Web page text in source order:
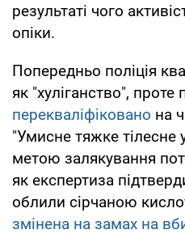
результаті чого
опіки.
Попередньо поліція
як "хуліганство", проте
перекваліфіковано на
"Умисне тяжке
метою залякування
як експертиза
облили сірчаною
змінена на замах на